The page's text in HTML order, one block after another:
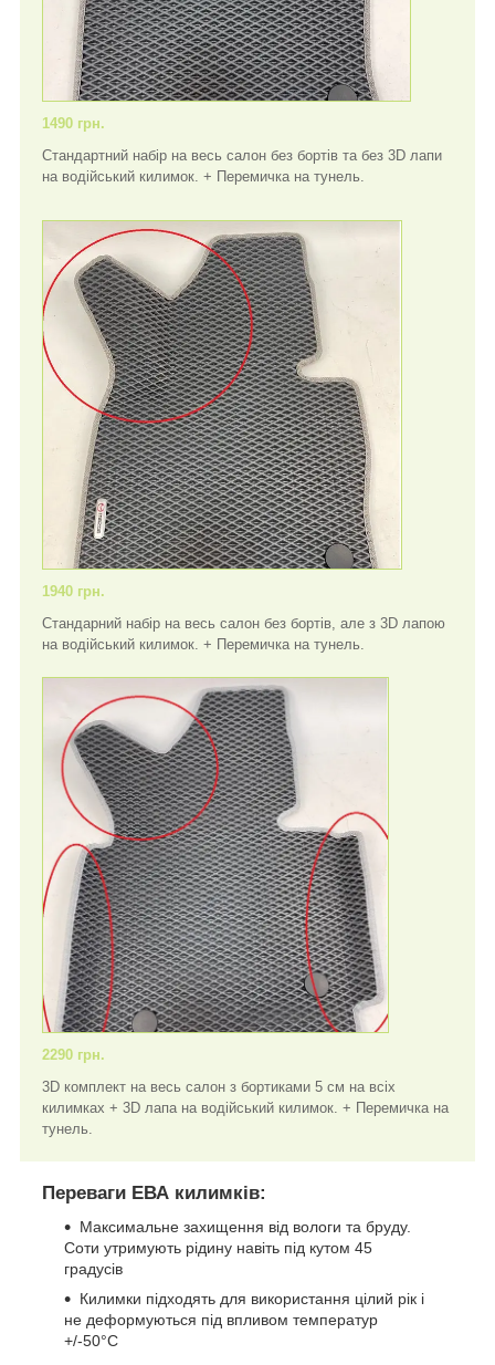
1490 грн.
Стандартний набір на весь салон без бортів та без 3D лапи
на водійський килимок. + Перемичка на тунель.
1940 грн.
Стандарний набір на весь салон без бортів, але з 3D лапою
на водійський килимок. + Перемичка на тунель.
2290 грн.
3D комплект на весь салон з бортиками 5 см на всіх
килимках + 3D лапа на водійський килимок. + Перемичка на
тунель.
Переваги ЕВА килимків:
Максимальне захищення від вологи та бруду.
Соти утримують рідину навіть під кутом 45
градусів
Килимки підходять для використання цілий рік і
не деформуються під впливом температур
+/-50°C